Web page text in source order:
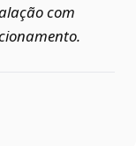
com